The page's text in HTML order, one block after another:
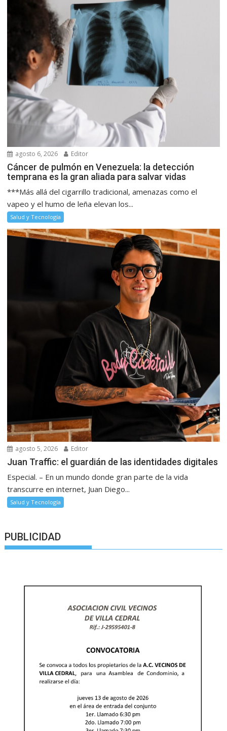
agosto 6, 2026 Editor
Cáncer de pulmón en Venezuela: la detección
temprana es la gran aliada para salvar vidas
***Más allá del cigarrillo tradicional, amenazas como el
vapeo y el humo de leña elevan los...
Salud y Tecnología
agosto 5, 2026 Editor
Juan Traffic: el guardián de las identidades digitales
Especial. – En un mundo donde gran parte de la vida
transcurre en internet, Juan Diego...
Salud y Tecnología
PUBLICIDAD